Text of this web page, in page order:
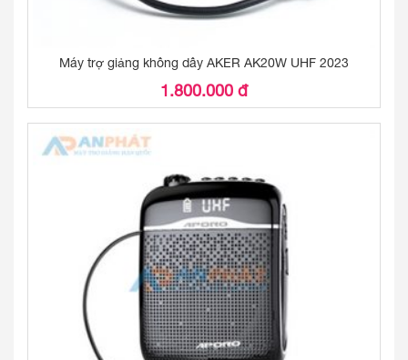
Máy trợ giảng không dây AKER AK20W UHF 2023
1.800.000 đ